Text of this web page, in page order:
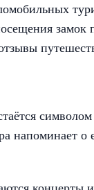
замок
напоминает о